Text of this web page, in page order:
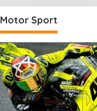
Motor Sport